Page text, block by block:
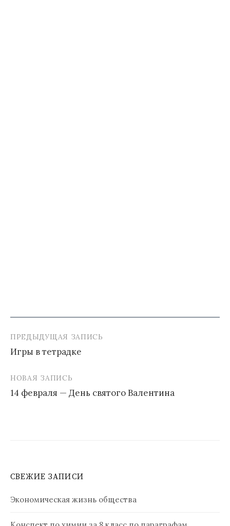
Навигация
по
записям
ПРЕДЫДУЩАЯ ЗАПИСЬ
Игры в тетрадке
НОВАЯ ЗАПИСЬ
14 февраля — День святого Валентина
СВЕЖИЕ ЗАПИСИ
Экономическая жизнь общества